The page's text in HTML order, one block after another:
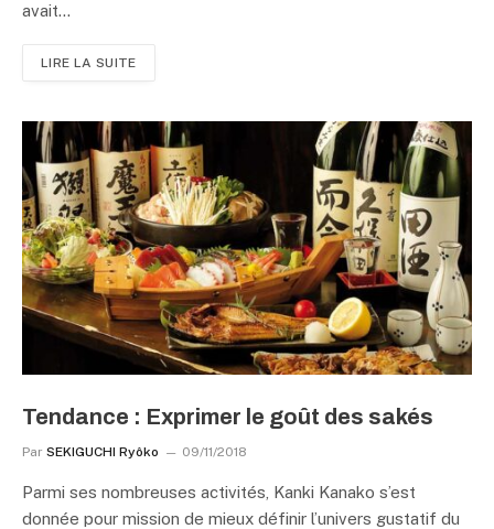
avait…
LIRE LA SUITE
Tendance : Exprimer le goût des sakés
Par SEKIGUCHI Ryôko 09/11/2018
Parmi ses nombreuses activités, Kanki Kanako s’est
donnée pour mission de mieux définir l’univers gustatif du